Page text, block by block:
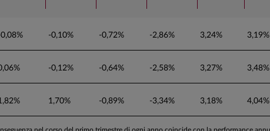
-0,10% -0,72% -2,86% 3,24% 3,19%
-0,12% -0,64% -2,58% 3,27% 3,48%
1,70% -0,89% -3,34% 3,18% 4,04%